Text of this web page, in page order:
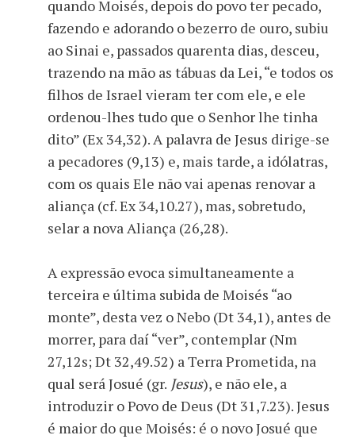
quando Moisés, depois do povo ter pecado,
fazendo e adorando o bezerro de ouro, subiu
ao Sinai e, passados quarenta dias, desceu,
trazendo na mão as tábuas da Lei, “e todos os
filhos de Israel vieram ter com ele, e ele
ordenou-lhes tudo que o Senhor lhe tinha
dito” (Ex 34,32). A palavra de Jesus dirige-se
a pecadores (9,13) e, mais tarde, a idólatras,
com os quais Ele não vai apenas renovar a
aliança (cf. Ex 34,10.27), mas, sobretudo,
selar a nova Aliança (26,28).
A expressão evoca simultaneamente a
terceira e última subida de Moisés “ao
monte”, desta vez o Nebo (Dt 34,1), antes de
morrer, para daí “ver”, contemplar (Nm
27,12s; Dt 32,49.52) a Terra Prometida, na
qual será Josué (gr. Jesus), e não ele, a
introduzir o Povo de Deus (Dt 31,7.23). Jesus
é maior do que Moisés: é o novo Josué que